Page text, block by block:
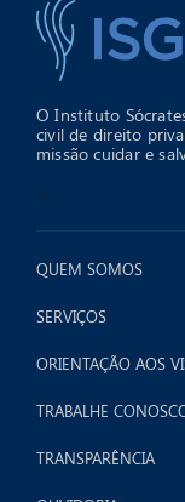
O Instituto
civil de direito
missão cuidar e
>
QUEM SOMOS
SERVIÇOS
ORIENTAÇÃO AOS
TRABALHE
TRANSPARÊNCIA